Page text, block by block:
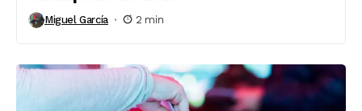
Miguel García 2 min